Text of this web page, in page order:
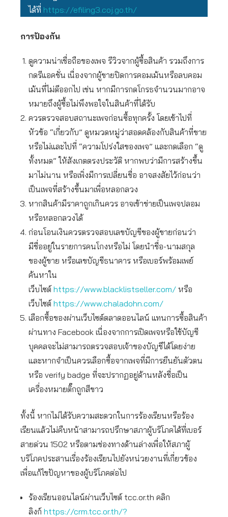
ได้ที่ https://efiling3.coj.go.th/
การป้องกัน
ดูความน่าเชื่อถือของเพจ รีวิวจากผู้ซื้อสินค้า รวมถึงการ
กดรีแอคชั่น เนื่องจากผู้ขายปิดการคอมเม้นหรือลบคอม
เม้นที่ไม่ดีออกไป เช่น หากมีการกดโกรธจำนวนมากอาจ
หมายถึงผู้ซื้อไม่พึงพอใจในสินค้าที่ได้รับ
ควรตรวจสอบสถานะเพจก่อนซื้อทุกครั้ง โดยเข้าไปที่
หัวข้อ “เกี่ยวกับ” ดูหมวดหมู่ว่าสอดคล้องกับสินค้าที่ขาย
หรือไม่และไปที่ “ความโปร่งใสของเพจ” และกดเลือก “ดู
ทั้งหมด” ให้สังเกตตรงประวัติ หากพบว่ามีการสร้างขึ้น
มาไม่นาน หรือเพิ่งมีการเปลี่ยนชื่อ อาจสงสัยไว้ก่อนว่า
เป็นเพจที่สร้างขึ้นมาเพื่อหลอกลวง
หากสินค้ามีราคาถูกเกินควร อาจเข้าข่ายเป็นเพจปลอม
หรือหลอกลวงได้
ก่อนโอนเงินควรตรวจสอบเลขบัญชีของผู้ขายก่อนว่า
มีชื่ออยู่ในรายการคนโกงหรือไม่ โดยนำชื่อ-นามสกุล
ของผู้ขาย หรือเลขบัญชีธนาคาร หรือเบอร์พร้อมเพย์
ค้นหาใน
เว็บไซต์ https://www.blacklistseller.com/ หรือ
เว็บไซต์ https://www.chaladohn.com/
เลือกซื้อของผ่านเว็บไซต์ตลาดออนไลน์ แทนการซื้อสินค้า
ผ่านทาง Facebook เนื่องจากการเปิดเพจหรือใช้บัญชี
บุคคลจะไม่สามารถตรวจสอบเจ้าของบัญชีได้โดยง่าย
และหากจำเป็นควรเลือกซื้อจากเพจที่มีการยืนยันตัวตน
หรือ verify badge ที่จะปรากฏอยู่ด้านหลังชื่อเป็น
เครื่องหมายติ๊กถูกสีขาว
ทั้งนี้ หากไม่ได้รับความสะดวกในการร้องเรียนหรือร้อง
เรียนแล้วไม่คืบหน้าสามารถปรึกษาสภาผู้บริโภคได้ที่เบอร์
สายด่วน 1502 หรือตามช่องทางด้านล่างเพื่อให้สภาผู้
บริโภคประสานเรื่องร้องเรียนไปยังหน่วยงานที่เกี่ยวข้อง
เพื่อแก้ไขปัญหาของผู้บริโภคต่อไป
ร้องเรียนออนไลน์ผ่านเว็บไซต์ tcc.or.th คลิก
ลิงก์ https://crm.tcc.or.th/?